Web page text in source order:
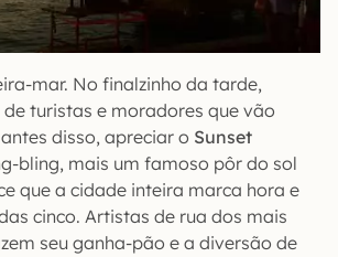
mar. No finalzinho da tarde,
turistas e moradores que vão
disso, apreciar o Sunset
bling, mais um famoso pôr do sol
que a cidade inteira marca hora e
cinco. Artistas de rua dos mais
seu ganha-pão e a diversão de